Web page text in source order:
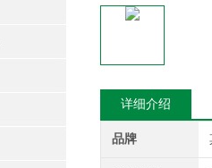
详细介绍
品牌